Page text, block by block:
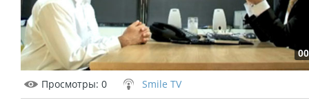
Просмотры: 0 Smile TV